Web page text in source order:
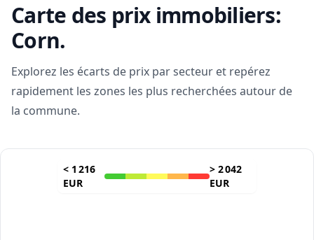
Carte des prix immobiliers:
Corn.
Explorez les écarts de prix par secteur et repérez
rapidement les zones les plus recherchées autour de
la commune.
< 1 216
EUR
> 2 042
EUR